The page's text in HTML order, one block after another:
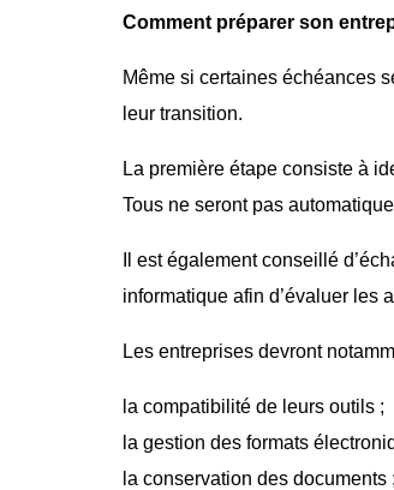
Comment préparer son
Même si certaines échéances
leur transition.
La première étape consiste à
Tous ne seront pas
Il est également conseillé
informatique afin d’évaluer les
Les entreprises devront
la compatibilité de leurs outils ;
la gestion des formats
la conservation des documents ;